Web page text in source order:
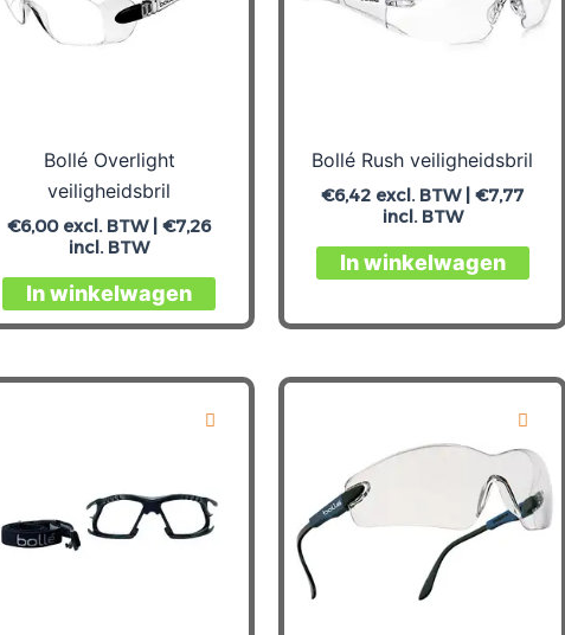
Bollé Overlight
veiligheidsbril
€6,00excl. BTW |€7,26
incl. BTW
In winkelwagen
Bollé Rush veiligheidsbril
€6,42 excl. BTW |€7,77
incl. BTW
In winkelwagen